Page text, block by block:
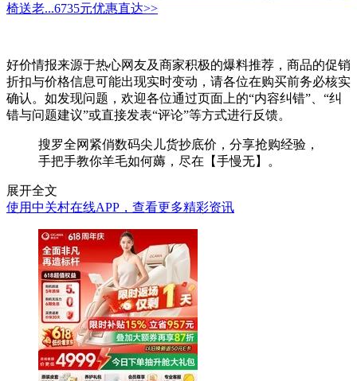
椅送老...6735元优惠直达>>
好价情报来源于热心网友及商家积极的爆料推荐，商品的促销
折扣与价格信息可能出现实时变动，请各位在购买前务必核实
确认。如发现问题，欢迎各位通过页面上的“内容纠错”、“纠
错与问题建议”或直接发表“评论”等方式进行反馈。
搜罗全网紧俏数码尖儿货抄底价，分享抢购经验，
手把手教你羊毛如何薅，尽在【手慢无】。
展开全文
使用中关村在线APP，查看更多精彩资讯